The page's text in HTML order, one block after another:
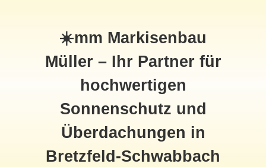
☀️mm Markisenbau
Müller – Ihr Partner für
hochwertigen
Sonnenschutz und
Überdachungen in
Bretzfeld-Schwabbach